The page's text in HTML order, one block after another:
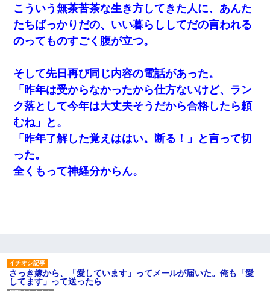
旦那が長男のDNA鑑定をしたら血縁関係0%だった。旦那
「やっぱりウワキしてたんだな…」長男「俺は誰の子供な
の？」長女・次男「ウワキ女！」
義兄嫁「娘が大学に入ったら下宿させて」私「しつこい、
学校斡旋のアパートに行け」→ 旦那が義兄に通報したら
「志望校を変えろ！」とキレて・・・
【不幸な結婚式】新郎親族「ブスのくせにドレスなんか着
ちゃってさ～ほんと恥ずかしいわよね～（大声」新郎両親
「！！！（土下座」→ 結果・・・
三年働いてたパートを突然クビになった。しかし元職場の
主要取引先のトップが母方の叔父だったので…
小学生の妹が20代の弟とチューしてるのに、見て見ぬふり
の親を見てから実家を出た。それから15年、妹が弟の子を
妊娠したらしくもう堕胎できない月なんだと母から連絡が
きた…｜生活｜ワロタあんてな
こういう無茶苦茶な生き方してきた人に、あんた
たちばっかりだの、いい暮らししてだの言われる
のってものすごく腹が立つ。
そして先日再び同じ内容の電話があった。
「昨年は受からなかったから仕方ないけど、ラン
ク落として今年は大丈夫そうだから合格したら頼
むね」と。
「昨年了解した覚えははい。断る！」と言って切
った。
全くもって神経分からん。
さっき嫁から、「愛しています」ってメールが届いた。俺も「愛
してます」って送ったら